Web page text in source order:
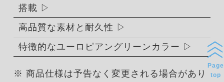
搭載
高品質な素材と耐久性
特徴的なユーロピアングリーンカラー
※ 商品仕様は予告なく変更される場合があり
Page
top